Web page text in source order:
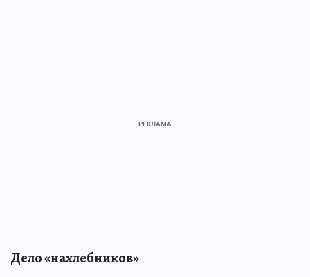
Дело «нахлебников»